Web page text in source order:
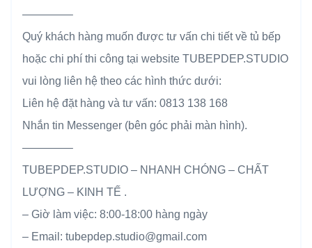
————–
Quý khách hàng muốn được tư vấn chi tiết về tủ bếp
hoặc chi phí thi công tại website TUBEPDEP.STUDIO
vui lòng liên hệ theo các hình thức dưới:
Liên hệ đặt hàng và tư vấn: 0813 138 168
Nhắn tin Messenger (bên góc phải màn hình).
————–
TUBEPDEP.STUDIO – NHANH CHÓNG – CHẤT
LƯỢNG – KINH TẾ .
– Giờ làm việc: 8:00-18:00 hàng ngày
– Email: tubepdep.studio@gmail.com